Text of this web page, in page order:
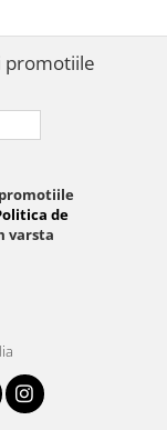
promotiile
de
varsta